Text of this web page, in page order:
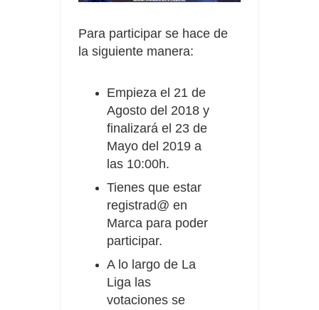
Para participar se hace de
la siguiente manera:
Empieza el 21 de
Agosto del 2018 y
finalizará el 23 de
Mayo del 2019 a
las 10:00h.
Tienes que estar
registrad@ en
Marca para poder
participar.
A lo largo de La
Liga las
votaciones se